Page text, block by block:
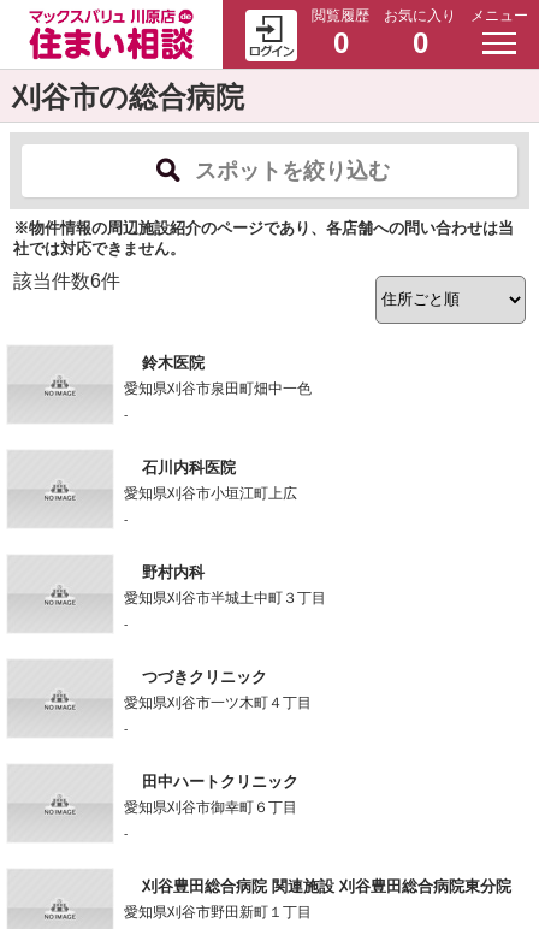
閲覧履歴
0
お気に入り
0
メニュー
刈谷市の総合病院
スポットを絞り込む
※物件情報の周辺施設紹介のページであり、各店舗への問い合わせは当
社では対応できません。
該当件数6件
鈴木医院
愛知県刈谷市泉田町畑中一色
-
石川内科医院
愛知県刈谷市小垣江町上広
-
野村内科
愛知県刈谷市半城土中町３丁目
-
つづきクリニック
愛知県刈谷市一ツ木町４丁目
-
田中ハートクリニック
愛知県刈谷市御幸町６丁目
-
刈谷豊田総合病院 関連施設 刈谷豊田総合病院東分院
愛知県刈谷市野田新町１丁目